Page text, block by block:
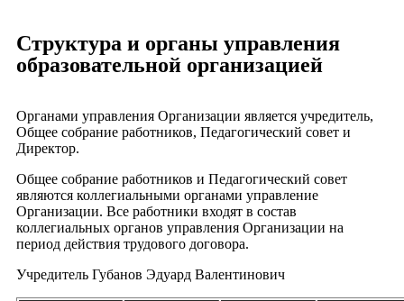
Структура и органы управления
образовательной организацией
Органами управления Организации является учредитель,
Общее собрание работников, Педагогический совет и
Директор.
Общее собрание работников и Педагогический совет
являются коллегиальными органами управление
Организации. Все работники входят в состав
коллегиальных органов управления Организации на
период действия трудового договора.
Учредитель Губанов Эдуард Валентинович